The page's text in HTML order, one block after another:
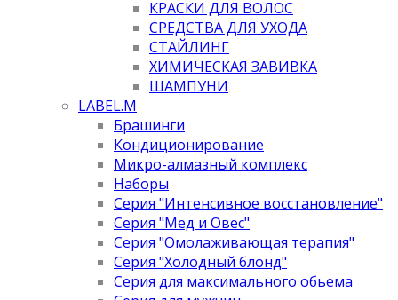
КРАСКИ ДЛЯ ВОЛОС
СРЕДСТВА ДЛЯ УХОДА
СТАЙЛИНГ
ХИМИЧЕСКАЯ ЗАВИВКА
ШАМПУНИ
LABEL.M
Брашинги
Кондиционирование
Микро-алмазный комплекс
Наборы
Серия "Интенсивное восстановление"
Серия "Мед и Овес"
Серия "Омолаживающая терапия"
Серия "Холодный блонд"
Серия для максимального обьема